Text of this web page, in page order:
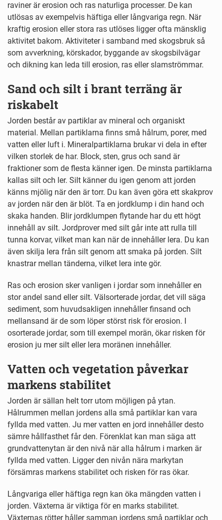
raviner är erosion och ras naturliga processer. De kan
utlösas av exempelvis häftiga eller långvariga regn. När
kraftig erosion eller stora ras utlöses ligger ofta mänsklig
aktivitet bakom. Aktiviteter i samband med skogsbruk så
som avverkning, körskador, byggande av skogsbilvägar
och dikning kan leda till erosion, ras eller slamströmmar.
Sand och silt i brant terräng är
riskabelt
Jorden består av partiklar av mineral och organiskt
material. Mellan partiklarna finns små hålrum, porer, med
vatten eller luft i. Mineralpartiklarna brukar vi dela in efter
vilken storlek de har. Block, sten, grus och sand är
fraktioner som de flesta känner igen. De minsta partiklarna
kallas silt och ler. Silt känner du igen genom att jorden
känns mjölig när den är torr. Du kan även göra ett skakprov
av jorden när den är blöt. Ta en jordklump i din hand och
skaka handen. Blir jordklumpen flytande har du ett högt
innehåll av silt. Jordprover med silt går inte att rulla till
tunna korvar, vilket man kan när de innehåller lera. Du kan
även skilja lera från silt genom att smaka på jorden. Silt
knastrar mellan tänderna, vilket lera inte gör.
Ras och erosion sker vanligen i jordar som innehåller en
stor andel sand eller silt. Välsorterade jordar, det vill säga
sediment, som huvudsakligen innehåller finsand och
mellansand är de som löper störst risk för erosion. I
osorterade jordar, som till exempel morän, ökar risken för
erosion ju mer silt eller lera moränen innehåller.
Vatten och vegetation påverkar
markens stabilitet
Jorden är sällan helt torr utom möjligen på ytan.
Hålrummen mellan jordens alla små partiklar kan vara
fyllda med vatten. Ju mer vatten en jord innehåller desto
sämre hållfasthet får den. Förenklat kan man säga att
grundvattenytan är den nivå när alla hålrum i marken är
fyllda med vatten. Ligger den nivån nära markytan
försämras markens stabilitet och risken för ras ökar.
Långvariga eller häftiga regn kan öka mängden vatten i
jorden. Växterna är viktiga för en marks stabilitet.
Växternas rötter håller samman jordens små partiklar och